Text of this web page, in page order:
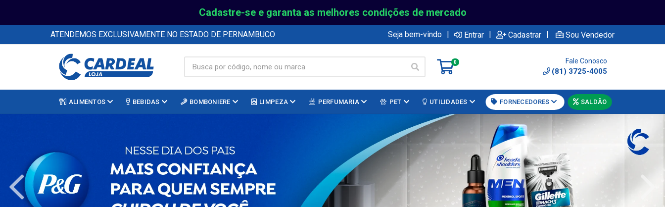
Cadastre-se e garanta as melhores condições de mercado
ATENDEMOS EXCLUSIVAMENTE NO ESTADO DE PERNAMBUCO Seja bem-vindo | Entrar | Cadastrar | Sou Vendedor
0 Fale Conosco
(81) 3725-4005
ALIMENTOS BEBIDAS BOMBONIERE LIMPEZA PERFUMARIA PET UTILIDADES FORNECEDORES SALDÃO